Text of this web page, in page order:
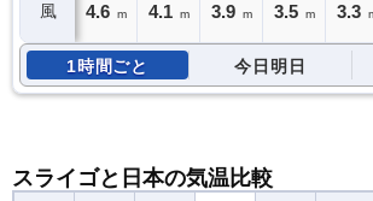
風 4.6 m 4.1 m 3.9 m 3.5 m 3.3
1時間ごと 今日明日
スライゴと日本の気温比較